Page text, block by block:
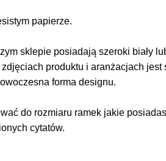
papierze.
sklepie posiadają szeroki biały
produktu i aranżacjach
forma designu.
do rozmiaru ramek jakie
cytatów.